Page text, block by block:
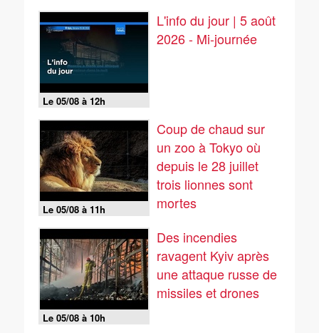
Le 05/08 à 12h
L'info du jour | 5 août
2026 - Mi-journée
Le 05/08 à 11h
Coup de chaud sur
un zoo à Tokyo où
depuis le 28 juillet
trois lionnes sont
mortes
Le 05/08 à 10h
Des incendies
ravagent Kyiv après
une attaque russe de
missiles et drones